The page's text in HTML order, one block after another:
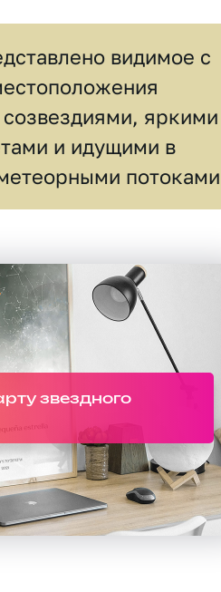
видимое c
яркими
и идущими в
звездного